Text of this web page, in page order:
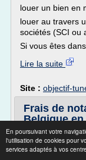
En poursuivant votre
l'utilisation de cookies pour
services adaptés à vos
louer un bien en
louer au travers
sociétés (SCI ou
Si vous êtes dans
Lire la suite
Site : objectif-
Frais de
Belgique en
Quels sont les
?